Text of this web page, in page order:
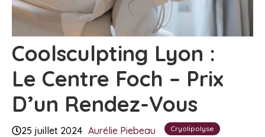
Coolsculpting Lyon :
Le Centre Foch – Prix
D’un Rendez-Vous
25 juillet 2024 Aurélie Piebeau Cryolipolyse